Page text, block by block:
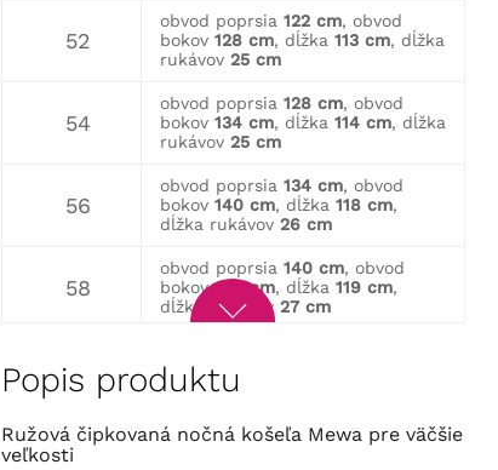
52
obvod poprsia 122 cm, obvod
bokov 128 cm, dĺžka 113 cm, dĺžka
rukávov 25 cm
54
obvod poprsia 128 cm, obvod
bokov 134 cm, dĺžka 114 cm, dĺžka
rukávov 25 cm
56
obvod poprsia 134 cm, obvod
bokov 140 cm, dĺžka 118 cm,
dĺžka rukávov 26 cm
58
obvod poprsia 140 cm, obvod
bokov 146 cm, dĺžka 119 cm,
dĺžka rukávov 27 cm
60
bokov
rukávov 28 cm
62
obvod poprsia 152 cm, obvod
120 cm
Popis produktu
Ružová čipkovaná nočná košeľa Mewa pre väčšie
veľkosti